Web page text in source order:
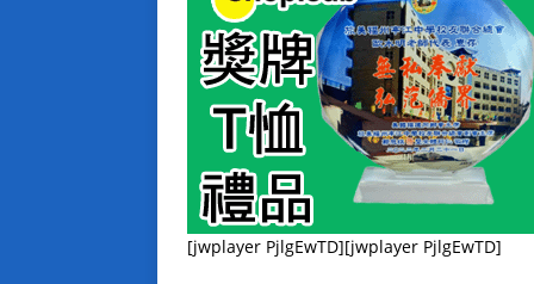
[jwplayer PjlgEwTD][jwplayer PjlgEwTD]